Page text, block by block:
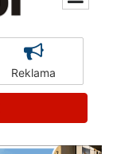
Reklama